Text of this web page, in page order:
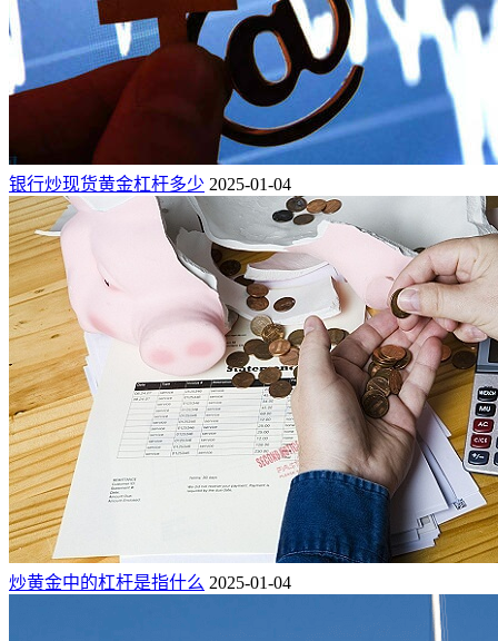
银行炒现货黄金杠杆多少 2025-01-04
炒黄金中的杠杆是指什么 2025-01-04